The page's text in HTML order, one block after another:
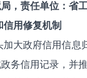
，责任单位：省
信用修复机制
加大政府信用信息
务信用记录 ， 并